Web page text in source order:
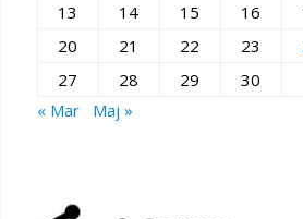
13
14 15 16
20
21 22 23
27
28 29
30
« Mar
Maj »